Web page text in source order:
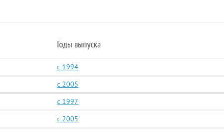
Годы выпуска
c 1994
c 2005
c 1997
c 2005